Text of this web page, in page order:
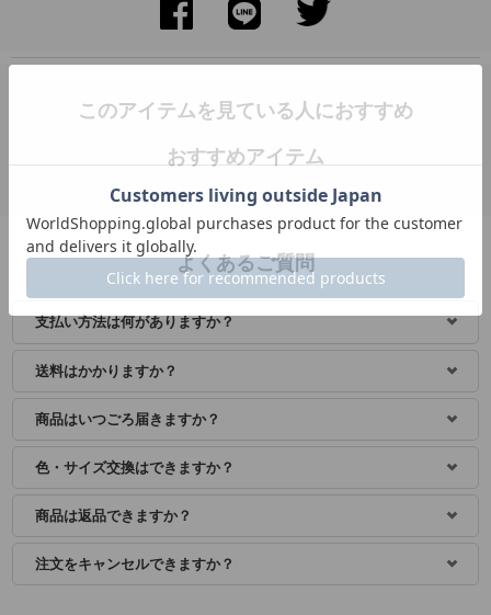
このアイテムを見ている人におすすめ
おすすめアイテム
よくあるご質問
支払い方法は何がありますか？
送料はかかりますか？
商品はいつごろ届きますか？
色・サイズ交換はできますか？
商品は返品できますか？
注文をキャンセルできますか？